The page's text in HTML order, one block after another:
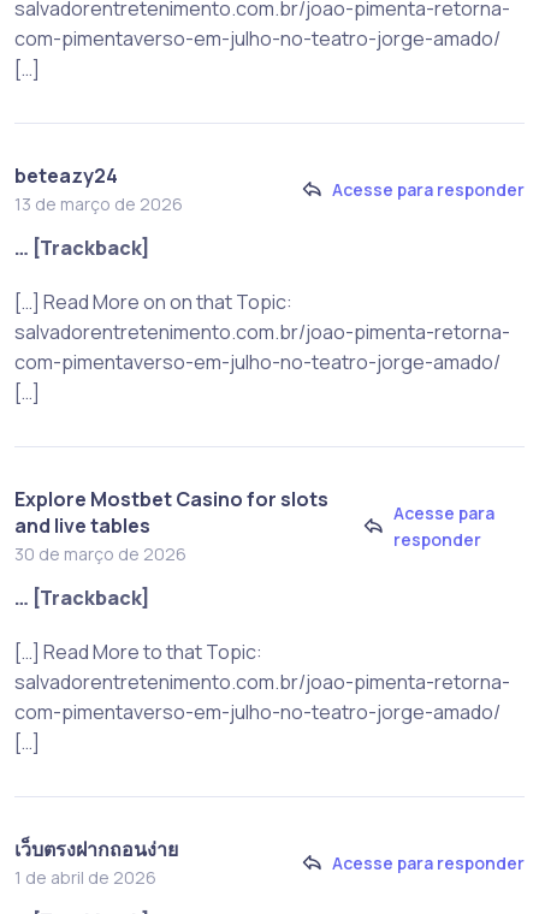
salvadorentretenimento.com.br/joao-pimenta-retorna-
com-pimentaverso-em-julho-no-teatro-jorge-amado/
[…]
beteazy24
13 de março de 2026
Acesse para responder
… [Trackback]
[…] Read More on on that Topic:
salvadorentretenimento.com.br/joao-pimenta-retorna-
com-pimentaverso-em-julho-no-teatro-jorge-amado/
[…]
Explore Mostbet Casino for slots
and live tables
30 de março de 2026
Acesse para
responder
… [Trackback]
[…] Read More to that Topic:
salvadorentretenimento.com.br/joao-pimenta-retorna-
com-pimentaverso-em-julho-no-teatro-jorge-amado/
[…]
เว็บตรงฝากถอนง่าย
1 de abril de 2026
Acesse para responder